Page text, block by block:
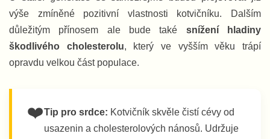
výše zmíněné pozitivní vlastnosti kotvičníku. Dalším
důležitým přínosem ale bude také snížení hladiny
škodlivého cholesterolu, který ve vyšším věku trápí
opravdu velkou část populace.
❤️Tip pro srdce: Kotvičník skvěle čistí cévy od
usazenin a cholesterolových nánosů. Udržuje